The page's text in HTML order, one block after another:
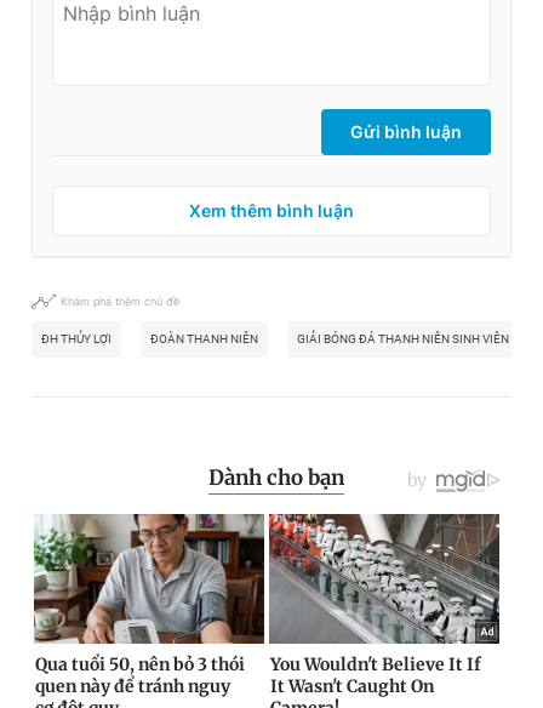
Gửi bình luận
Xem thêm bình luận
Khám phá thêm chủ đề
ĐH THỦY LỢI ĐOÀN THANH NIÊN GIẢI BÓNG ĐÁ THANH NIÊN SINH VIÊN VIỆT